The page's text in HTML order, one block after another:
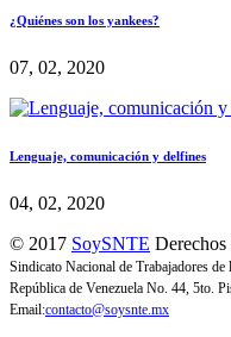
¿Quiénes son los yankees?
07, 02, 2020
Lenguaje, comunicación y delfines
04, 02, 2020
© 2017 SoySNTE Derechos
Sindicato Nacional de Trabajadores de
República de Venezuela No. 44, 5to.
Email:contacto@soysnte.mx